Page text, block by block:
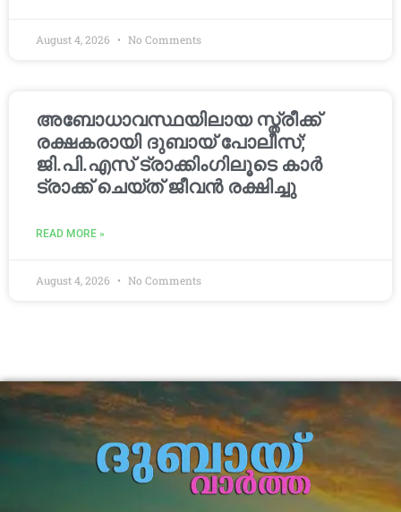
August 4, 2026 No Comments
അബോധാവസ്ഥയിലായ സ്ത്രീക്ക്
രക്ഷകരായി ദുബായ് പോലീസ്;
ജി.പി.എസ് ട്രാക്കിംഗിലൂടെ കാർ
ട്രാക്ക് ചെയ്ത് ജീവൻ രക്ഷിച്ചു
READ MORE »
August 4, 2026 No Comments